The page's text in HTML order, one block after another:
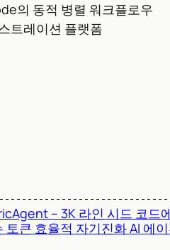
의 동적 병렬 워크플로우
트레이션 플랫폼
– 3K 라인 시드 코드
토큰 효율적 자기진화 AI 에